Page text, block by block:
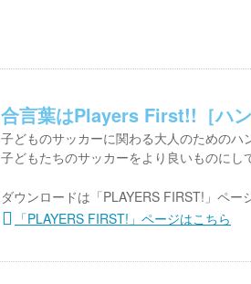
合言葉はPlayers First!!［ハン
子どものサッカーに関わる大人のためのハ
子どもたちのサッカーをより良いものにし
ダウンロードは「PLAYERS FIRST!」ペー
「PLAYERS FIRST!」ページはこちら